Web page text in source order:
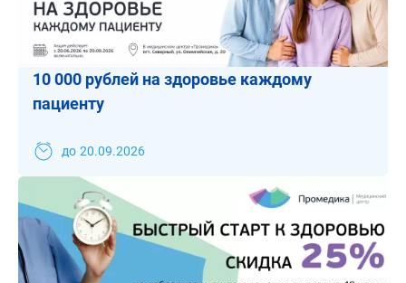
10 000 рублей на здоровье каждому
пациенту
до 20.09.2026